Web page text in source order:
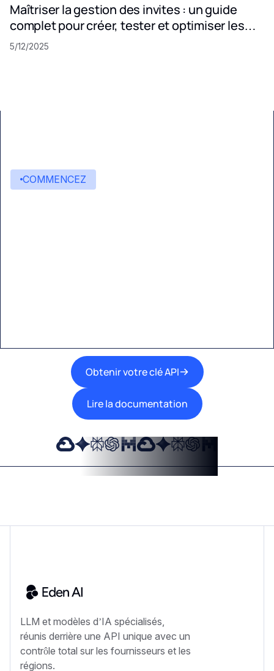
Maîtriser la gestion des invites : un guide
complet pour créer, tester et optimiser les
invites LLM
5/12/2025
COMMENCEZ
Obtenir votre clé API
Lire la documentation
LLM et modèles d’IA spécialisés,
réunis derrière une API unique avec un
contrôle total sur les fournisseurs et les
régions.